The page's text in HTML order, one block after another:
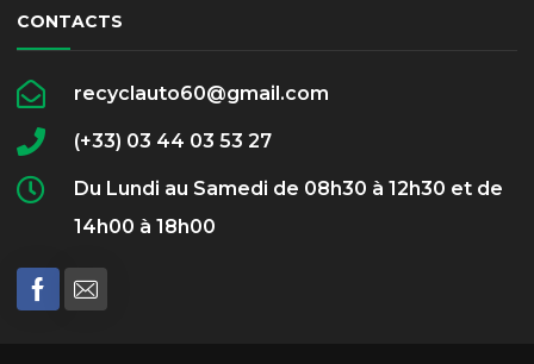
CONTACTS
recyclauto60@gmail.com
(+33) 03 44 03 53 27
Du Lundi au Samedi de 08h30 à 12h30 et de
14h00 à 18h00